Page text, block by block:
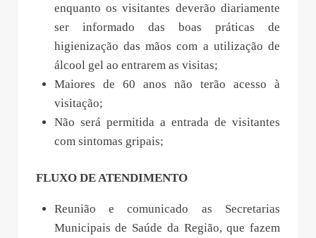
enquanto os visitantes deverão diariamente
ser informado das boas práticas de
higienização das mãos com a utilização de
álcool gel ao entrarem as visitas;
Maiores de 60 anos não terão acesso à
visitação;
Não será permitida a entrada de visitantes
com sintomas gripais;
FLUXO DE ATENDIMENTO
Reunião e comunicado as Secretarias
Municipais de Saúde da Região, que fazem